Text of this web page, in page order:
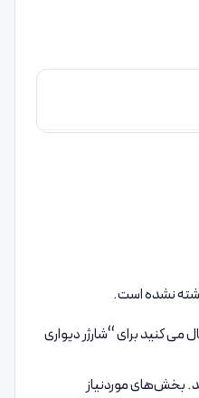
نشده است.
می کنید برای “شارژر دیواری
بخش‌های موردنیاز